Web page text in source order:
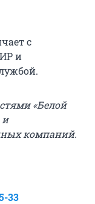
с
и
«Белой
и
компаний.
33